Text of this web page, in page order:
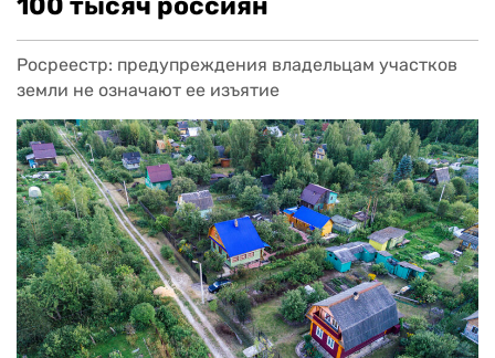
Росреестр: предупреждения владельцам участков
земли не означают ее изъятие